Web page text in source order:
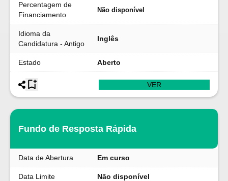
Percentagem de
Financiamento
Não disponível
Idioma da
Candidatura - Antigo
Inglês
Estado Aberto
VER
Fundo de Resposta Rápida
Data de Abertura Em curso
Data Limite Não disponível